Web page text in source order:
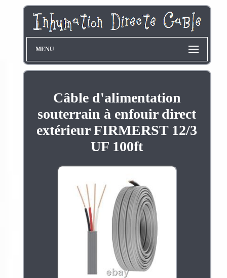
MENU
Câble d'alimentation
souterrain à enfouir direct
extérieur FIRMERST 12/3
UF 100ft